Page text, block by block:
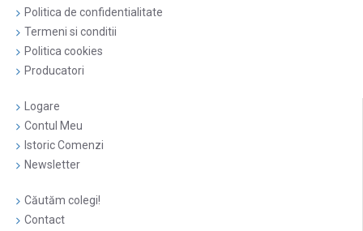
Politica de confidentialitate
Termeni si conditii
Politica cookies
Producatori
Logare
Contul Meu
Istoric Comenzi
Newsletter
Căutăm colegi!
Contact